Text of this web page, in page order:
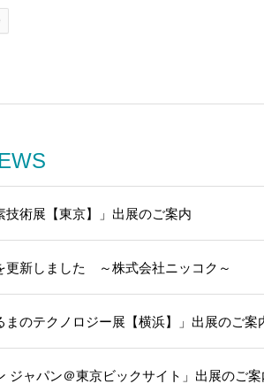
技術展【東京】」出展のご案内
更新しました ～株式会社ニッコク～
まのテクノロジー展【横浜】」出展のご案
ジャパン＠東京ビックサイト」出展のご案